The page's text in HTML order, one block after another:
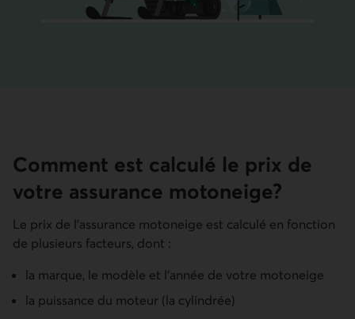
Comment est calculé le prix de
votre assurance motoneige?
Le prix de l'assurance motoneige est calculé en fonction
de plusieurs facteurs, dont :
la marque, le modèle et l'année de votre motoneige
la puissance du moteur (la cylindrée)